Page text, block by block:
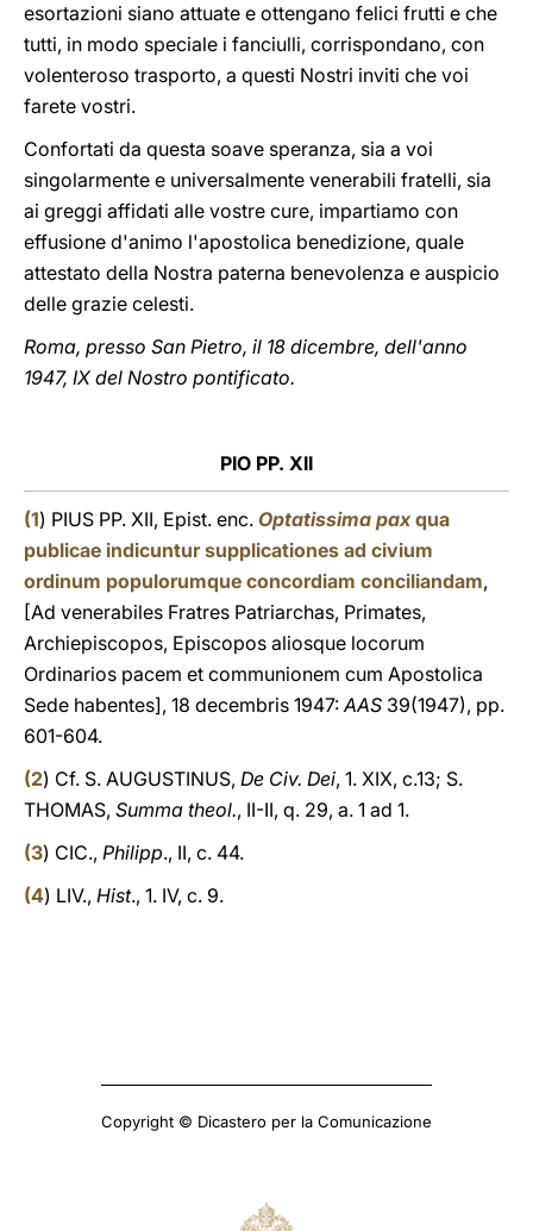
esortazioni siano attuate e ottengano felici frutti e che
tutti, in modo speciale i fanciulli, corrispondano, con
volenteroso trasporto, a questi Nostri inviti che voi
farete vostri.
Confortati da questa soave speranza, sia a voi
singolarmente e universalmente venerabili fratelli, sia
ai greggi affidati alle vostre cure, impartiamo con
effusione d'animo l'apostolica benedizione, quale
attestato della Nostra paterna benevolenza e auspicio
delle grazie celesti.
Roma, presso San Pietro, il 18 dicembre, dell'anno
1947, IX del Nostro pontificato.
PIO PP. XII
(1) PIUS PP. XII, Epist. enc. Optatissima paxqua
publicae indicuntur supplicationes ad civium
ordinum populorumque concordiam conciliandam,
[Ad venerabiles Fratres Patriarchas, Primates,
Archiepiscopos, Episcopos aliosque locorum
Ordinarios pacem et communionem cum Apostolica
Sede habentes], 18 decembris 1947:AAS 39(1947), pp.
601-604.
(2) Cf. S. AUGUSTINUS, De Civ. Dei, 1. XIX, c.13; S.
THOMAS, Summa theol., II-II, q. 29, a. 1 ad 1.
(3) CIC., Philipp., II, c. 44.
(4) LIV., Hist., 1. IV, c. 9.
Copyright © Dicastero per la Comunicazione